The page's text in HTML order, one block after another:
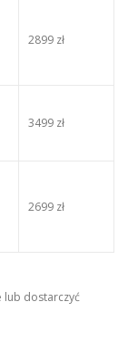
2899 zł
3499 zł
2699 zł
lub dostarczyć